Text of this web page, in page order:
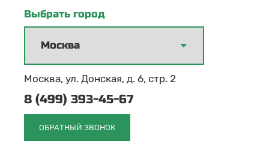
Выбрать город
Москва, ул. Донская, д. 6, стр. 2
8 (499) 393-45-67
ОБРАТНЫЙ ЗВОНОК